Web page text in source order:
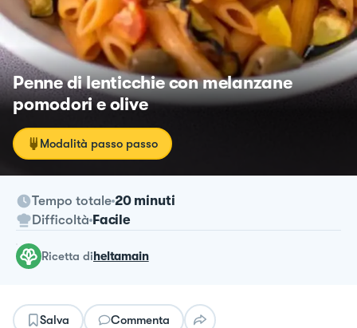
Penne di lenticchie con melanzane
pomodori e olive
Modalità passo passo
Tempo totale 20 minuti
Difficoltà Facile
ricetta diheltamain
Salva Commenta